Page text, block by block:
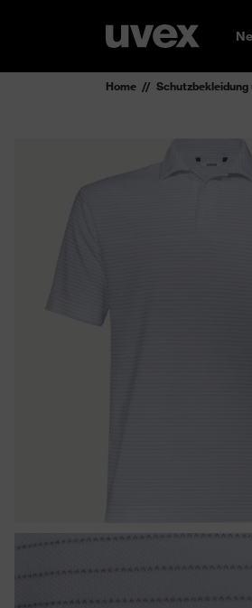
Home